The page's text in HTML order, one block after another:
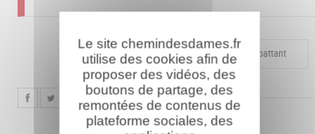
Compléter la fiche pour ce combattant
Le site chemindesdames.fr
utilise des cookies afin de
proposer des vidéos, des
boutons de partage, des
remontées de contenus de
plateforme sociales, des